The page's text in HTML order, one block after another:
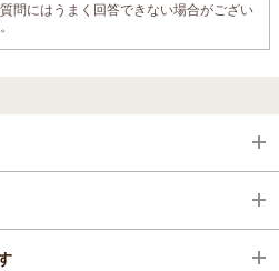
問にはうまく回答できない場合がござい